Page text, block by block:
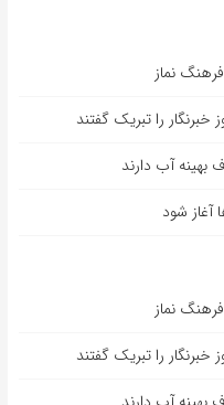
نماز
خبرنگار را تبریک گفتند
آب دارند
آغاز شود
نماز
خبرنگار را تبریک گفتند